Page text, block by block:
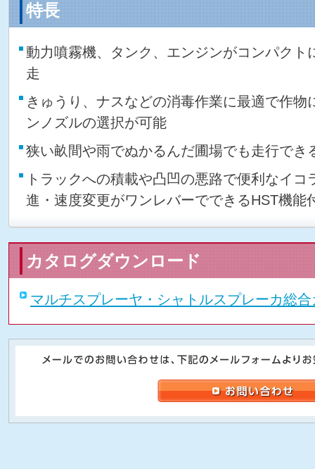
特長
動力噴霧機、タンク、エンジンがコンパクト
走
きゅうり、ナスなどの消毒作業に最適で作物
ンノズルの選択が可能
狭い畝間や雨でぬかるんだ圃場でも走行でき
トラックへの積載や凸凹の悪路で便利なイコ
進・速度変更がワンレバーでできるHST機能
カタログダウンロード
マルチスプレーヤ・シャトルスプレーカ総